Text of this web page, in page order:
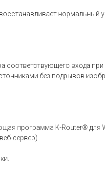
нормальный
соответствующего входа
без подрывов
программа K-Router® для
сервер)